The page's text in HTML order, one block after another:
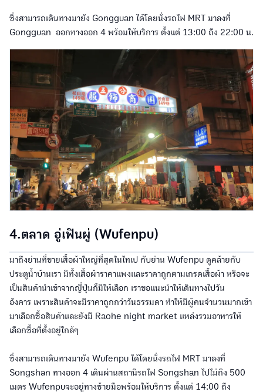
ซึ่งสามารถเดินทางมายัง Gongguan ได้โดยนั่งรถไฟ MRT มาลงที่
Gongguan ออกทางออก 4 พร้อมให้บริการ ตั้งแต่ 13:00 ถึง 22:00 น.
4.ตลาด อู่เฟินผู่ (Wufenpu)
มาถึงย่านที่ขายเสื้อผ้าใหญ่ที่สุดในไทเป กับย่าน Wufenpu ดูคล้ายกับ
ประตูน้ำบ้านเรา มีทั้งเสื้อผ้าราคาแพงและราคาถูกตามเกรดเสื้อผ้า หรือจะ
เป็นสินค้านำเข้าจากญี่ปุ่นก็มีให้เลือก เราขอแนะนำให้เดินทางไปวัน
อังคาร เพราะสินค้าจะมีราคาถูกกว่าวันธรรมดา ทำให้มีผู้คนจำนวนมากเข้า
มาเลือกซื้อสินค้าและยังมี Raohe night market แหล่งรวมอาหารให้
เลือกซื้อที่ตั้งอยู่ใกล้ๆ
ซึ่งสามารถเดินทางมายัง Wufenpu ได้โดยนั่งรถไฟ MRT มาลงที่
Songshan ทางออก 4 เดินผ่านสถานีรถไฟ Songshan ไปไม่ถึง 500
เมตร Wufenpuจะอยู่ทางซ้ายมือพร้อมให้บริการ ตั้งแต่ 14:00 ถึง